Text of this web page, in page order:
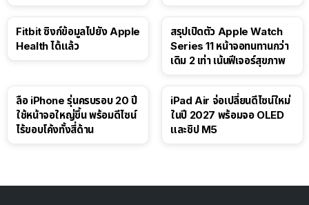
Fitbit ซิงก์ข้อมูลไปยัง Apple
Health ได้แล้ว
สรุปเปิดตัว Apple Watch
Series 11 หน้าจอทนทานกว่า
เดิม 2 เท่า เน้นฟีเจอร์สุขภาพ
ลือ iPhone รุ่นครบรอบ 20 ปี
ใช้หน้าจอใหญ่ขึ้น พร้อมดีไซน์
ไร้ขอบโค้งทั้งสี่ด้าน
iPad Air จ่อเปลี่ยนดีไซน์ใหม่
ในปี 2027 พร้อมจอ OLED
และชิป M5